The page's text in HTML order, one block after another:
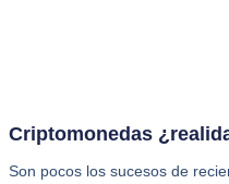
Criptomonedas
Son pocos los sucesos de